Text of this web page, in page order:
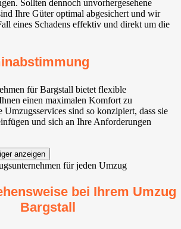
Sollten dennoch unvorhergesehene
Ihre Güter optimal abgesichert und wir
eines Schadens effektiv und direkt um die
für Bargstall bietet flexible
einen maximalen Komfort zu
Umzugsservices sind so konzipiert, dass sie
und sich an Ihre Anforderungen
anzeigen
bei Ihrem Umzug
Bargstall